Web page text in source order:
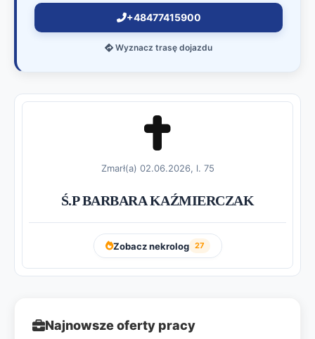
+48477415900
Wyznacz trasę dojazdu
Zmarł(a) 02.06.2026, l. 75
Ś.P BARBARA KAŹMIERCZAK
Zobacz nekrolog 27
Najnowsze oferty pracy